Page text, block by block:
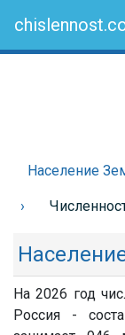
Население
На 2026 год
Россия -